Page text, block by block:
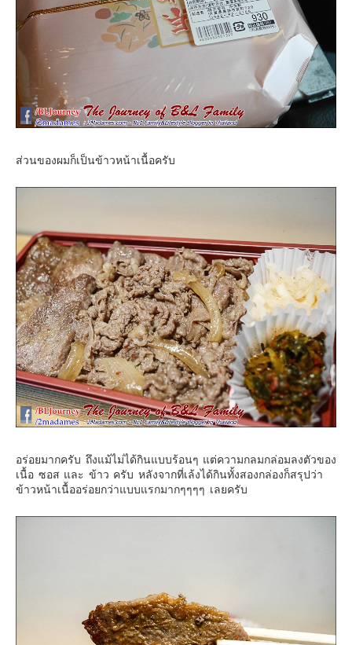
ส่วนของผมก็เป็นข้าวหน้าเนื้อครับ
อร่อยมากครับ ถึงแม้ไม่ได้กินแบบร้อนๆ แต่ความกลมกล่อมลงตัวของ
เนื้อ ซอส และ ข้าว ครับ หลังจากที่เล้งได้กินทั้งสองกล่องก็สรุปว่า
ข้าวหน้าเนื้ออร่อยกว่าแบบแรกมากๆๆๆๆ เลยครับ